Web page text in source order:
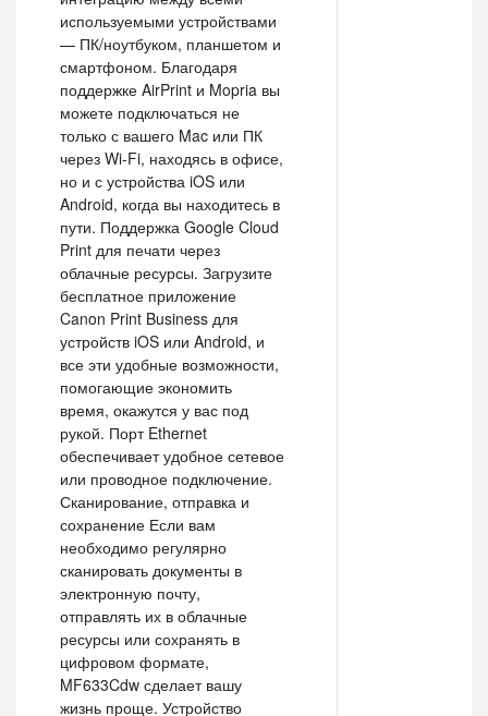
используемыми устройствами
— ПК/ноутбуком, планшетом и
смартфоном. Благодаря
поддержке AirPrint и Mopria вы
можете подключаться не
только с вашего Mac или ПК
через Wi-Fi, находясь в офисе,
но и с устройства iOS или
Android, когда вы находитесь в
пути. Поддержка Google Cloud
Print для печати через
облачные ресурсы. Загрузите
бесплатное приложение
Canon Print Business для
устройств iOS или Android, и
все эти удобные возможности,
помогающие экономить
время, окажутся у вас под
рукой. Порт Ethernet
обеспечивает удобное сетевое
или проводное подключение.
Сканирование, отправка и
сохранение Если вам
необходимо регулярно
сканировать документы в
электронную почту,
отправлять их в облачные
ресурсы или сохранять в
цифровом формате,
MF633Cdw сделает вашу
жизнь проще. Устройство